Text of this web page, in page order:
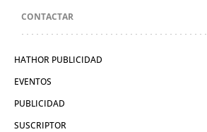
CONTACTAR
HATHOR PUBLICIDAD
EVENTOS
PUBLICIDAD
SUSCRIPTOR